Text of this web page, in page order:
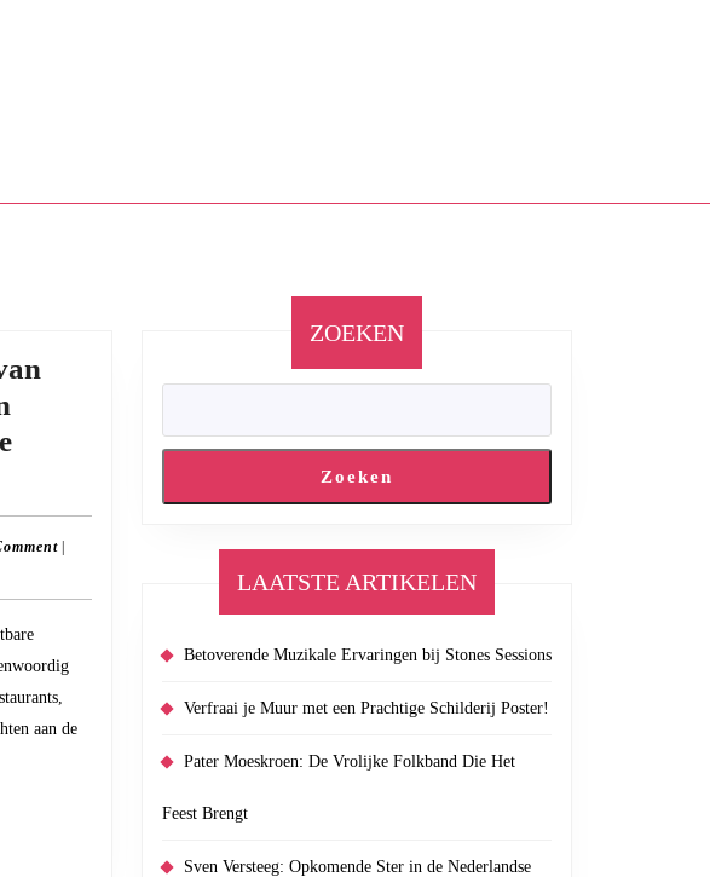
aan de
ZOEKEN
Zoeken
LAATSTE ARTIKELEN
Betoverende Muzikale Ervaringen bij Stones Sessions
Verfraai je Muur met een Prachtige Schilderij Poster!
Pater Moeskroen: De Vrolijke Folkband Die Het
Feest Brengt
Sven Versteeg: Opkomende Ster in de Nederlandse